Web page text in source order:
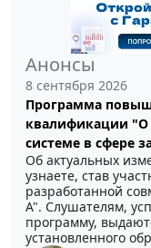
Анонсы
8 сентября 2026
Программа
квалификации "О
системе в сфере
Об актуальных
узнаете, став
разработанной
А". Слушателям,
программу,
установленного